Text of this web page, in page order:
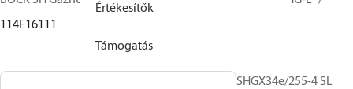
Értékesítők
Támogatás
114E16111
SHGX34e/255-4 SL